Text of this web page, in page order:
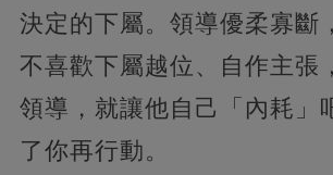
決定的下屬。領導優柔寡斷
不喜歡下屬越位、自作主張
領導，就讓他自己「內耗」
了你再行動。